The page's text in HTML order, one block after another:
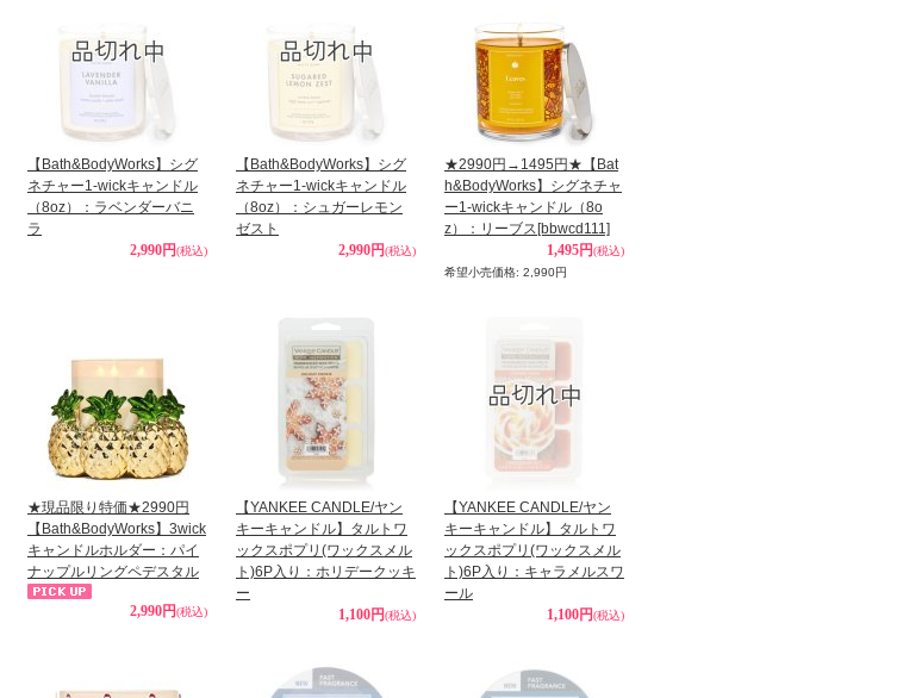
【Bath&BodyWorks】シグ
ネチャー1-wickキャンドル
（8oz）：ラベンダーバニ
ラ
2,990円(税込)
【Bath&BodyWorks】シグ
ネチャー1-wickキャンドル
（8oz）：シュガーレモン
ゼスト
2,990円(税込)
★2990円→1495円★【Bat
h&BodyWorks】シグネチャ
ー1-wickキャンドル（8o
z）：リーブス [bbwcd111]
1,495円(税込)
希望小売価格: 2,990円
★現品限り特価★2990円
【Bath&BodyWorks】3wick
キャンドルホルダー：パイ
ナップルリングペデスタル
2,990円(税込)
【YANKEE CANDLE/ヤン
キーキャンドル】タルトワ
ックスポプリ(ワックスメル
ト)6P入り：ホリデークッキ
ー
1,100円(税込)
【YANKEE CANDLE/ヤン
キーキャンドル】タルトワ
ックスポプリ(ワックスメル
ト)6P入り：キャラメルスワ
ール
1,100円(税込)